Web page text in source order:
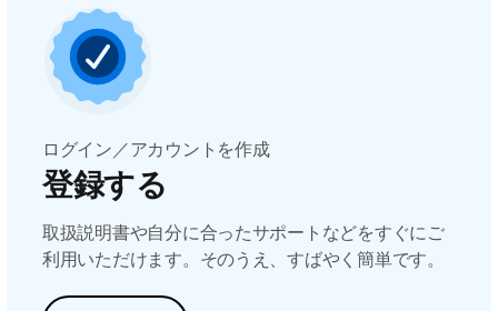
ログイン／アカウントを作成
登録する
取扱説明書や自分に合ったサポートなどをすぐにご
利用いただけます。そのうえ、すばやく簡単です。